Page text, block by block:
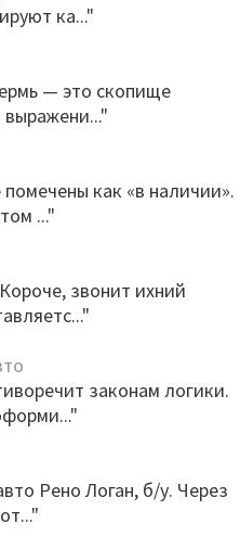
ка..."
— это скопище
выражени..."
как «в наличии».
..."
звонит ихний
законам логики.
Рено Логан, б/у. Через